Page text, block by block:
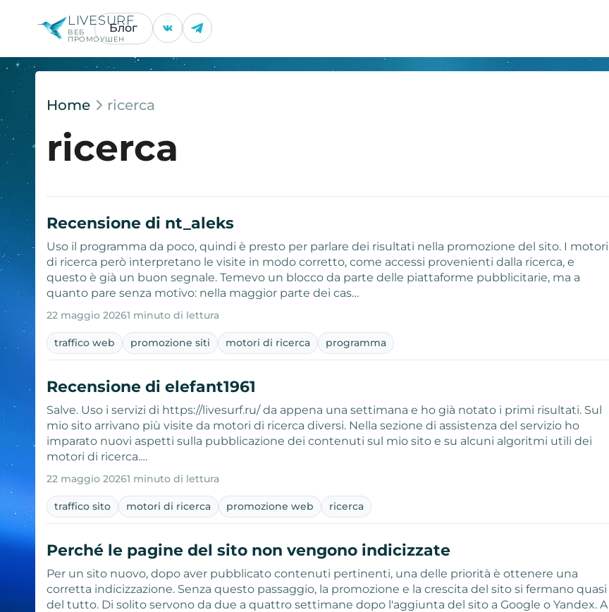
LIVESURF
ВЕБ
ПРОМОУШЕН
Блог
Home ricerca
ricerca
Recensione di nt_aleks
Uso il programma da poco, quindi è presto per parlare dei risultati nella promozione del sito. I motori
di ricerca però interpretano le visite in modo corretto, come accessi provenienti dalla ricerca, e
questo è già un buon segnale. Temevo un blocco da parte delle piattaforme pubblicitarie, ma a
quanto pare senza motivo: nella maggior parte dei cas…
22 maggio 20261 minuto di lettura
traffico web promozione siti motori di ricerca programma
Recensione di elefant1961
Salve. Uso i servizi di https://livesurf.ru/ da appena una settimana e ho già notato i primi risultati. Sul
mio sito arrivano più visite da motori di ricerca diversi. Nella sezione di assistenza del servizio ho
imparato nuovi aspetti sulla pubblicazione dei contenuti sul mio sito e su alcuni algoritmi utili dei
motori di ricerca.…
22 maggio 20261 minuto di lettura
traffico sito motori di ricerca promozione web ricerca
Perché le pagine del sito non vengono indicizzate
Per un sito nuovo, dopo aver pubblicato contenuti pertinenti, una delle priorità è ottenere una
corretta indicizzazione. Senza questo passaggio, la promozione e la crescita del sito si fermano quasi
del tutto. Di solito servono da due a quattro settimane dopo l'aggiunta del sito a Google o Yandex. A